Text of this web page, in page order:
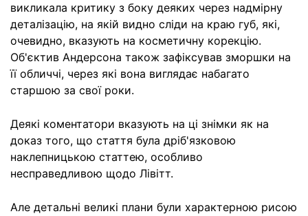
викликала критику з боку деяких через надмірну
деталізацію, на якій видно сліди на краю губ, які,
очевидно, вказують на косметичну корекцію.
Об'єктив Андерсона також зафіксував зморшки на
її обличчі, через які вона виглядає набагато
старшою за свої роки.
Деякі коментатори вказують на ці знімки як на
доказ того, що стаття була дріб'язковою
наклепницькою статтею, особливо
несправедливою щодо Лівітт.
Але детальні великі плани були характерною рисою